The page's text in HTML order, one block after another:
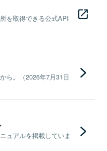
を取得できる公式API
ら。（2026年7月31日
ュアルを掲載していま